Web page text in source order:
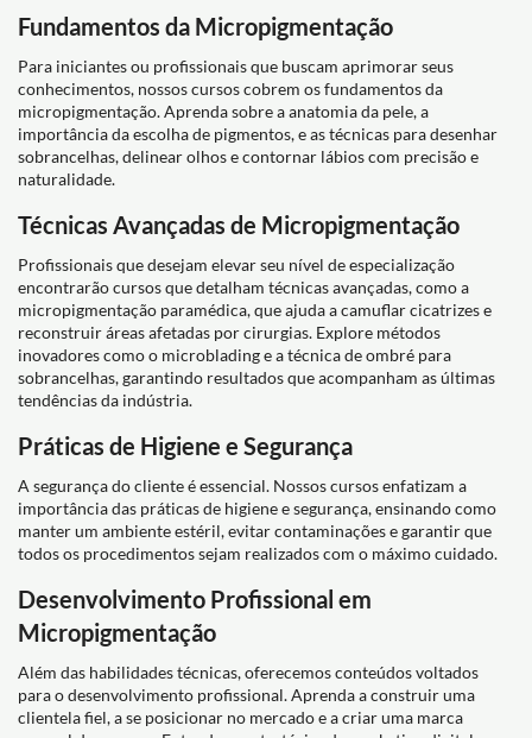
Fundamentos da Micropigmentação
Para iniciantes ou profissionais que buscam aprimorar seus
conhecimentos, nossos cursos cobrem os fundamentos da
micropigmentação. Aprenda sobre a anatomia da pele, a
importância da escolha de pigmentos, e as técnicas para desenhar
sobrancelhas, delinear olhos e contornar lábios com precisão e
naturalidade.
Técnicas Avançadas de Micropigmentação
Profissionais que desejam elevar seu nível de especialização
encontrarão cursos que detalham técnicas avançadas, como a
micropigmentação paramédica, que ajuda a camuflar cicatrizes e
reconstruir áreas afetadas por cirurgias. Explore métodos
inovadores como o microblading e a técnica de ombré para
sobrancelhas, garantindo resultados que acompanham as últimas
tendências da indústria.
Práticas de Higiene e Segurança
A segurança do cliente é essencial. Nossos cursos enfatizam a
importância das práticas de higiene e segurança, ensinando como
manter um ambiente estéril, evitar contaminações e garantir que
todos os procedimentos sejam realizados com o máximo cuidado.
Desenvolvimento Profissional em
Micropigmentação
Além das habilidades técnicas, oferecemos conteúdos voltados
para o desenvolvimento profissional. Aprenda a construir uma
clientela fiel, a se posicionar no mercado e a criar uma marca